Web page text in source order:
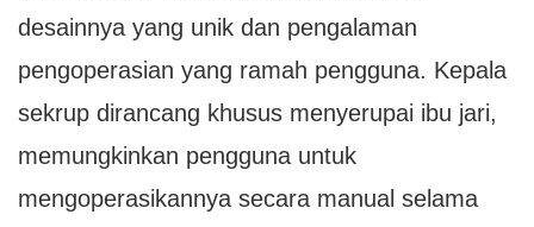
desainnya yang unik dan pengalaman
pengoperasian yang ramah pengguna. Kepala
sekrup dirancang khusus menyerupai ibu jari,
memungkinkan pengguna untuk
mengoperasikannya secara manual selama